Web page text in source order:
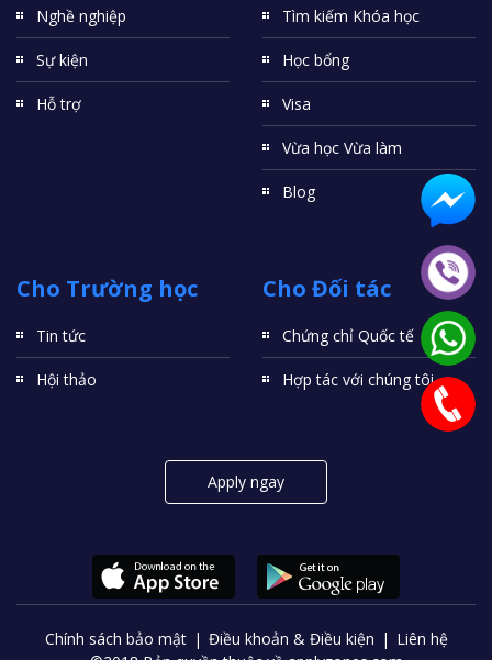
Nghề nghiệp
Sự kiện
Hỗ trợ
Tìm kiếm Khóa học
Học bổng
Visa
Vừa học Vừa làm
Blog
Cho Trường học
Tin tức
Hội thảo
Cho Đối tác
Chứng chỉ Quốc tế
Hợp tác với chúng tôi
Apply ngay
Chính sách bảo mật Điều khoản & Điều kiện
Liên hệ